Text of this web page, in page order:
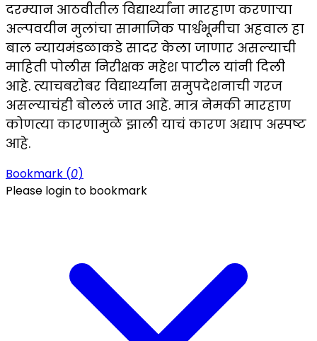
दरम्यान आठवीतील विद्यार्थ्यांना मारहाण करणाऱ्या
अल्पवयीन मुलांचा सामाजिक पार्श्वभूमीचा अहवाल हा
बाल न्यायमंडळाकडे सादर केला जाणार असल्याची
माहिती पोलीस निरीक्षक महेश पाटील यांनी दिली
आहे. त्याचबरोबर विद्यार्थ्यांना समुपदेशनाची गरज
असल्याचंही बोललं जात आहे. मात्र नेमकी मारहाण
कोणत्या कारणामुळे झाली याचं कारण अद्याप अस्पष्ट
आहे.
Bookmark (0)
Please login to bookmark